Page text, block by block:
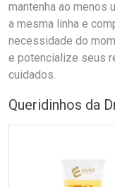
mantenha ao menos
a mesma linha e
necessidade do
e potencialize seus
cuidados.
Queridinhos da